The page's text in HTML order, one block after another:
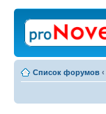
Список форумов ‹